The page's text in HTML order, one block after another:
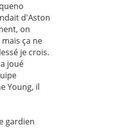
d'Aston
on
ça ne
je crois.
joué
Young, il
gardien